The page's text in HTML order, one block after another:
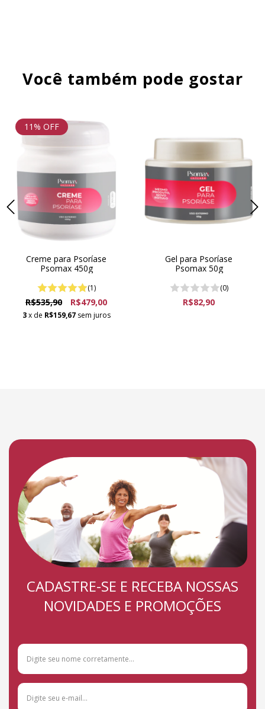
Você também pode gostar
11% OFF
Creme para Psoríase
Psomax 450g
(1)
R$535,90 R$479,00
3 x de R$159,67 sem juros
Gel para Psoríase
Psomax 50g
(0)
R$82,90
CADASTRE-SE E RECEBA NOSSAS
NOVIDADES E PROMOÇÕES